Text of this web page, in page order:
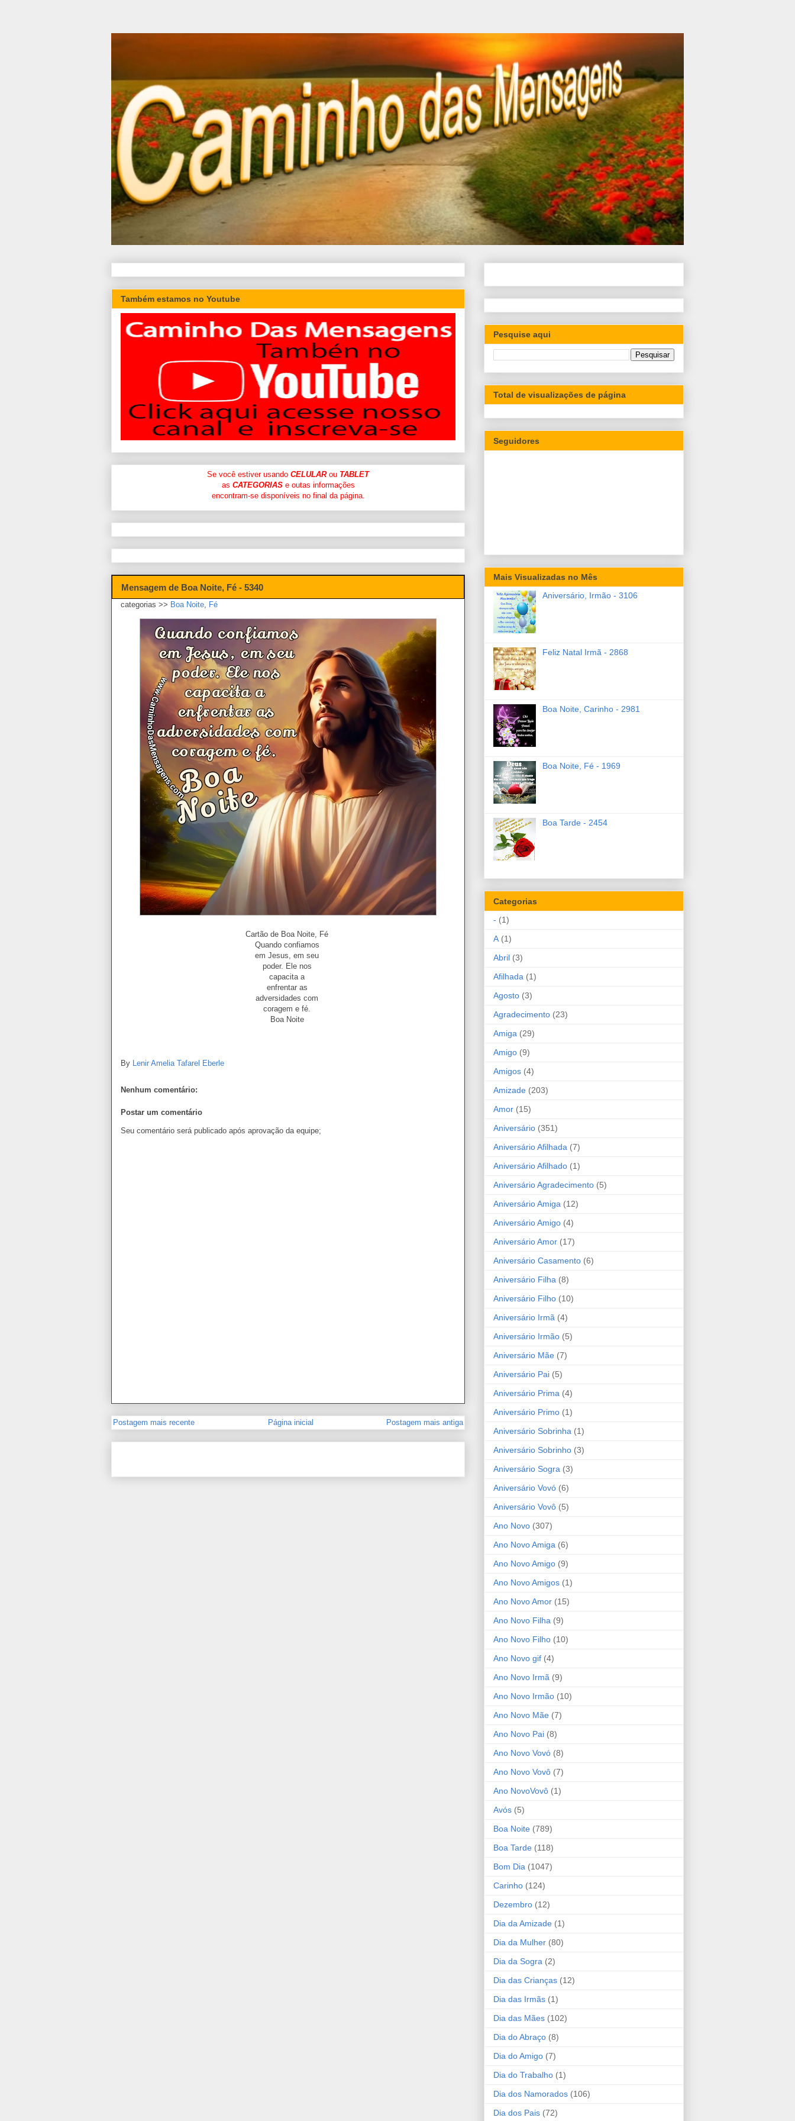
Também estamos no Youtube
Se você estiver usando CELULARou TABLET
as CATEGORIASe outas informações
encontram-se disponíveis no final da página.
Mensagem de Boa Noite, Fé - 5340
categorias >> Boa Noite Fé
Cartão de Boa Noite, Fé
Quando confiamos
em Jesus, em seu
poder. Ele nos
capacita a
enfrentar as
adversidades com
coragem e fé.
Boa Noite
By Lenir Amelia Tafarel Eberle
Nenhum comentário:
Postar um comentário
Seu comentário será publicado após aprovação da equipe;
Postagem mais recente Postagem mais antiga
Página inicial
Pesquise aqui
Total de visualizações de página
Seguidores
Mais Visualizadas no Mês
Aniversário, Irmão - 3106
Feliz Natal Irmã - 2868
Boa Noite, Carinho - 2981
Boa Noite, Fé - 1969
Boa Tarde - 2454
Categorias
- (1)
A (1)
Abril (3)
Afilhada (1)
Agosto (3)
Agradecimento (23)
Amiga (29)
Amigo (9)
Amigos (4)
Amizade (203)
Amor (15)
Aniversário (351)
Aniversário Afilhada (7)
Aniversário Afilhado (1)
Aniversário Agradecimento (5)
Aniversário Amiga (12)
Aniversário Amigo (4)
Aniversário Amor (17)
Aniversário Casamento (6)
Aniversário Filha (8)
Aniversário Filho (10)
Aniversário Irmã (4)
Aniversário Irmão (5)
Aniversário Mãe (7)
Aniversário Pai (5)
Aniversário Prima (4)
Aniversário Primo (1)
Aniversário Sobrinha (1)
Aniversário Sobrinho (3)
Aniversário Sogra (3)
Aniversário Vovó (6)
Aniversário Vovô (5)
Ano Novo (307)
Ano Novo Amiga (6)
Ano Novo Amigo (9)
Ano Novo Amigos (1)
Ano Novo Amor (15)
Ano Novo Filha (9)
Ano Novo Filho (10)
Ano Novo gif (4)
Ano Novo Irmã (9)
Ano Novo Irmão (10)
Ano Novo Mãe (7)
Ano Novo Pai (8)
Ano Novo Vovó (8)
Ano Novo Vovô (7)
Ano NovoVovô (1)
Avós (5)
Boa Noite (789)
Boa Tarde (118)
Bom Dia (1047)
Carinho (124)
Dezembro (12)
Dia da Amizade (1)
Dia da Mulher (80)
Dia da Sogra (2)
Dia das Crianças (12)
Dia das Irmãs (1)
Dia das Mães (102)
Dia do Abraço (8)
Dia do Amigo (7)
Dia do Trabalho (1)
Dia dos Namorados (106)
Dia dos Pais (72)